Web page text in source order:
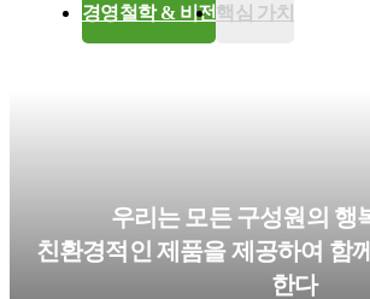
경영철학 & 비전핵심 가치
우리는 모든 구성원의 행
친환경적인 제품을 제공하여 함
한다